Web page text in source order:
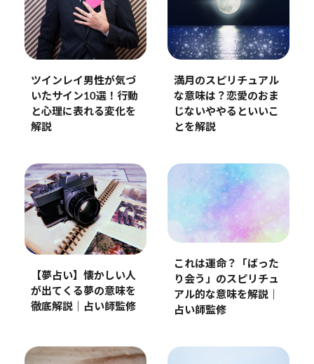
ツインレイ男性が気づ
いたサイン10選！行動
と心理に表れる変化を
解説
満月のスピリチュアル
な意味は？恋愛のおま
じないややるといいこ
とを解説
【夢占い】懐かしい人
が出てくる夢の意味を
徹底解説｜占い師監修
これは運命？「ばった
り会う」のスピリチュ
アル的な意味を解説｜
占い師監修